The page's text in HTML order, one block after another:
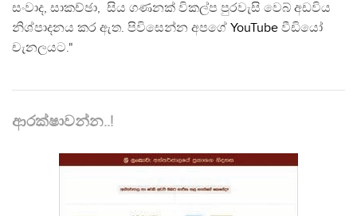
සංවාද, සාකච්ඡා, සිය ගණනක් විකල්ප පුරවැසි වෙබ් අඩවිය
නිශ්පාදනය කර ඇත. පිවිසෙන්න අපගේ YouTube වීඩියෝ
චැනලයට."
ආරක්ෂාවන්න..!